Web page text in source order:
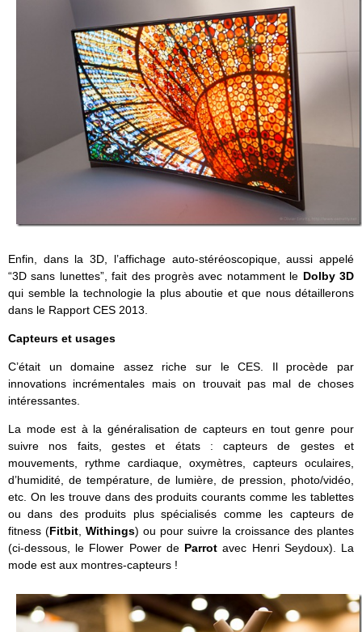
Enfin, dans la 3D, l’affichage auto-stéréoscopique, aussi appelé
“3D sans lunettes”, fait des progrès avec notamment le Dolby 3D
qui semble la technologie la plus aboutie et que nous détaillerons
dans le Rapport CES 2013.
Capteurs et usages
C’était un domaine assez riche sur le CES. Il procède par
innovations incrémentales mais on trouvait pas mal de choses
intéressantes.
La mode est à la généralisation de capteurs en tout genre pour
suivre nos faits, gestes et états : capteurs de gestes et
mouvements, rythme cardiaque, oxymètres, capteurs oculaires,
d’humidité, de température, de lumière, de pression, photo/vidéo,
etc. On les trouve dans des produits courants comme les tablettes
ou dans des produits plus spécialisés comme les capteurs de
fitness (Fitbit, Withings) ou pour suivre la croissance des plantes
(ci-dessous, le Flower Power de Parrotavec Henri Seydoux). La
mode est aux montres-capteurs !